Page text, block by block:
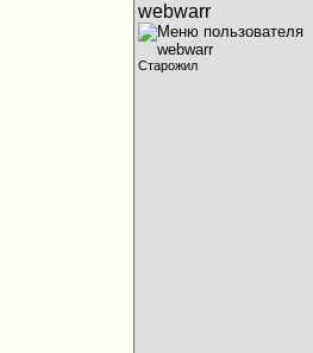
webwarr
Старожил